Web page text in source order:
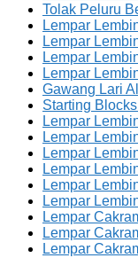
Tolak Peluru
Lempar
Lempar
Lempar
Lempar
Gawang Lari
Starting
Lempar
Lempar
Lempar
Lempar
Lempar
Lempar
Lempar
Lempar
Lempar